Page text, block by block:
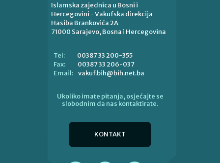
Islamska zajednica u Bosni i
Hercegovini - Vakufska direkcija
Hasiba Brankovića 2A
71000 Sarajevo, Bosna i Hercegovina
Tel:
00387 33 200-355
Fax:
00387 33 206-037
Email: vakuf.bih@bih.net.ba
Ukoliko imate pitanja, osjećajte se
slobodnim da nas kontaktirate.
KONTAKT